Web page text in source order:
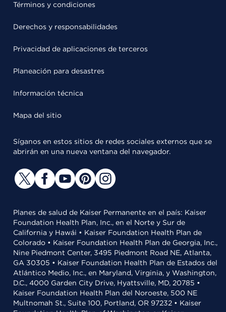
Términos y condiciones
Derechos y responsabilidades
Privacidad de aplicaciones de terceros
Planeación para desastres
Información técnica
Mapa del sitio
Síganos en estos sitios de redes sociales externos que se
abrirán en una nueva ventana del navegador.
Planes de salud de Kaiser Permanente en el país: Kaiser
Foundation Health Plan, Inc., en el Norte y Sur de
California y Hawái • Kaiser Foundation Health Plan de
Colorado • Kaiser Foundation Health Plan de Georgia, Inc.,
Nine Piedmont Center, 3495 Piedmont Road NE, Atlanta,
GA 30305 • Kaiser Foundation Health Plan de Estados del
Atlántico Medio, Inc., en Maryland, Virginia, y Washington,
D.C., 4000 Garden City Drive, Hyattsville, MD, 20785 •
Kaiser Foundation Health Plan del Noroeste, 500 NE
Multnomah St., Suite 100, Portland, OR 97232 • Kaiser